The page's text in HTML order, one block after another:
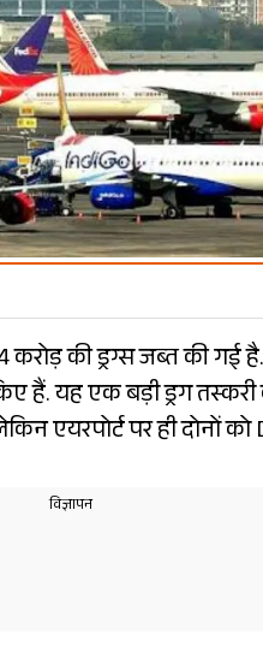
करोड़ की ड्रग्स जब्त की
किए हैं. यह एक बड़ी ड्रग
पर ही दोनों को